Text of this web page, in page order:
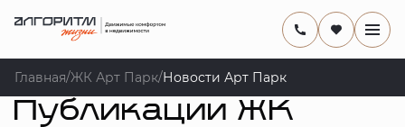
Главная/ЖК Арт Парк/Новости Арт Парк
Публикации ЖК